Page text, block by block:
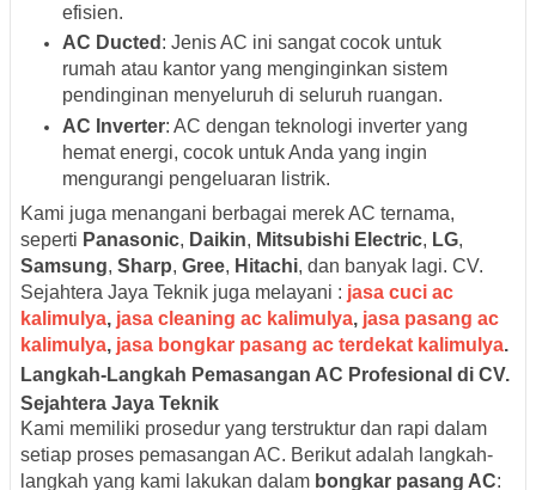
efisien.
AC Ducted : Jenis AC ini sangat cocok untuk
rumah atau kantor yang menginginkan sistem
pendinginan menyeluruh di seluruh ruangan.
AC Inverter: AC dengan teknologi inverter yang
hemat energi, cocok untuk Anda yang ingin
mengurangi pengeluaran listrik.
Kami juga menangani berbagai merek AC ternama,
seperti Panasonic, Daikin, Mitsubishi Electric, LG,
Samsung, Sharp, Gree, Hitachi, dan banyak lagi. CV.
Sejahtera Jaya Teknik juga melayani : jasa cuci ac
kalimulya, jasa cleaning ac kalimulya, jasa pasang ac
kalimulya, jasa bongkar pasang ac terdekat kalimulya.
Langkah-Langkah Pemasangan AC Profesional di CV.
Sejahtera Jaya Teknik
Kami memiliki prosedur yang terstruktur dan rapi dalam
setiap proses pemasangan AC. Berikut adalah langkah-
langkah yang kami lakukan dalam bongkar pasang AC: